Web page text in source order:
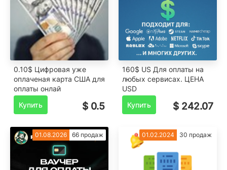
0.10$ Цифровая уже
оплаченая карта США для
оплаты онлай
Купить
$ 0.5
160$ US Для оплаты на
любых сервисах. ЦЕНА
USD
Купить
$ 242.07
01.08.2026 66 продаж 01.02.2024 30 продаж